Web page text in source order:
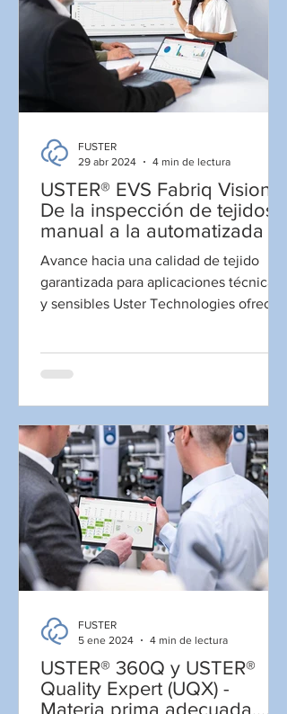
USTER® EVS Fabriq Vision:
De la inspección de tejidos
manual a la automatizada
Avance hacia una calidad de tejido
garantizada para aplicaciones técnicas
y sensibles Uster Technologies ofrece
FUSTER
29 abr 2024
4 min de lectura
USTER® 360Q y USTER®
Quality Expert (UQX) -
Materia prima adecuada,
FUSTER
5 ene 2024
4 min de lectura